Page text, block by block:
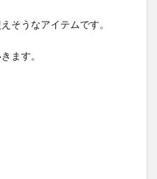
そうなアイテムです。
ます。